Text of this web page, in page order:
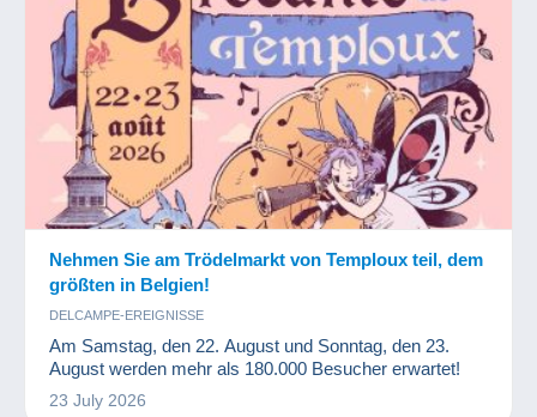
Nehmen Sie am Trödelmarkt von Temploux teil, dem
größten in Belgien!
DELCAMPE-EREIGNISSE
Am Samstag, den 22. August und Sonntag, den 23.
August werden mehr als 180.000 Besucher erwartet!
23 July 2026